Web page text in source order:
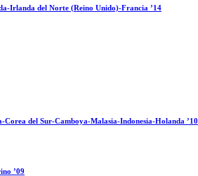
Irlanda del Norte (Reino Unido)-Francia ’14
del Sur-Camboya-Malasia-Indonesia-Holanda ’10
’09